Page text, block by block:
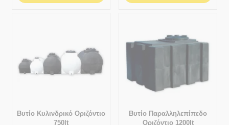
Βυτίο Κυλινδρικό Οριζόντιο
750lt
Βυτίο Παραλληλεπίπεδο
Οριζόντιο 1200lt